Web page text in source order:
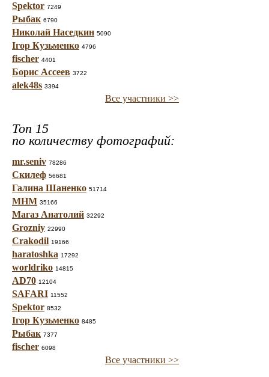
Spektor 7249
Рыбак 6790
Николай Наседкин 5090
Ігор Кузьменко 4796
fischer 4401
Борис Ассеев 3722
alek48s 3394
Все участники >>
Топ 15
по количеству фотографий:
mr.seniv 78286
Скилеф 56681
Галина Шаненко 51714
МНМ 35166
Магаз Анатолий 32292
Grozniy 22990
Crakodil 19166
haratoshka 17292
worldriko 14815
AD70 12104
SAFARI 11552
Spektor 8532
Ігор Кузьменко 8485
Рыбак 7377
fischer 6098
Все участники >>